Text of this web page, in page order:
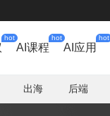
hot
AI课程
hot
AI应用
hot
出海 后端